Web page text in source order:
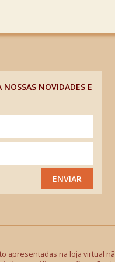
NOSSAS NOVIDADES E
ENVIAR
apresentadas na loja virtual